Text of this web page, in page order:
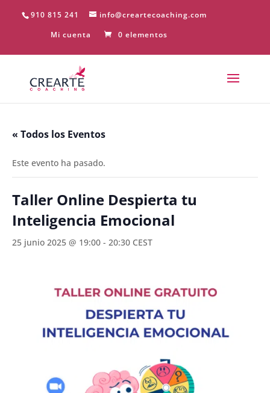
910 815 241
info@creartecoaching.com
Mi cuenta
0 elementos
« Todos los Eventos
Este evento ha pasado.
Taller Online Despierta tu
Inteligencia Emocional
25 junio 2025 @ 19:00 - 20:30 CEST